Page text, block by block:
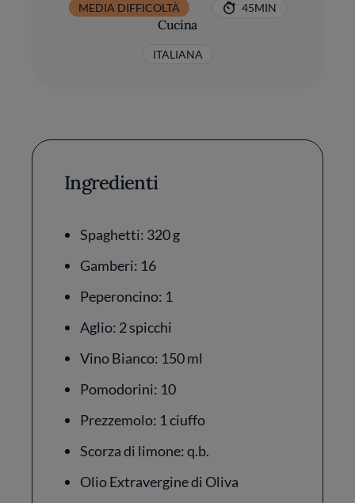
MEDIA DIFFICOLTÀ 45MIN
Cucina
ITALIANA
Ingredienti
Spaghetti: 320 g
Gamberi: 16
Peperoncino: 1
Aglio: 2 spicchi
Vino Bianco: 150 ml
Pomodorini: 10
Prezzemolo: 1 ciuffo
Scorza di limone: q.b.
Olio Extravergine di Oliva